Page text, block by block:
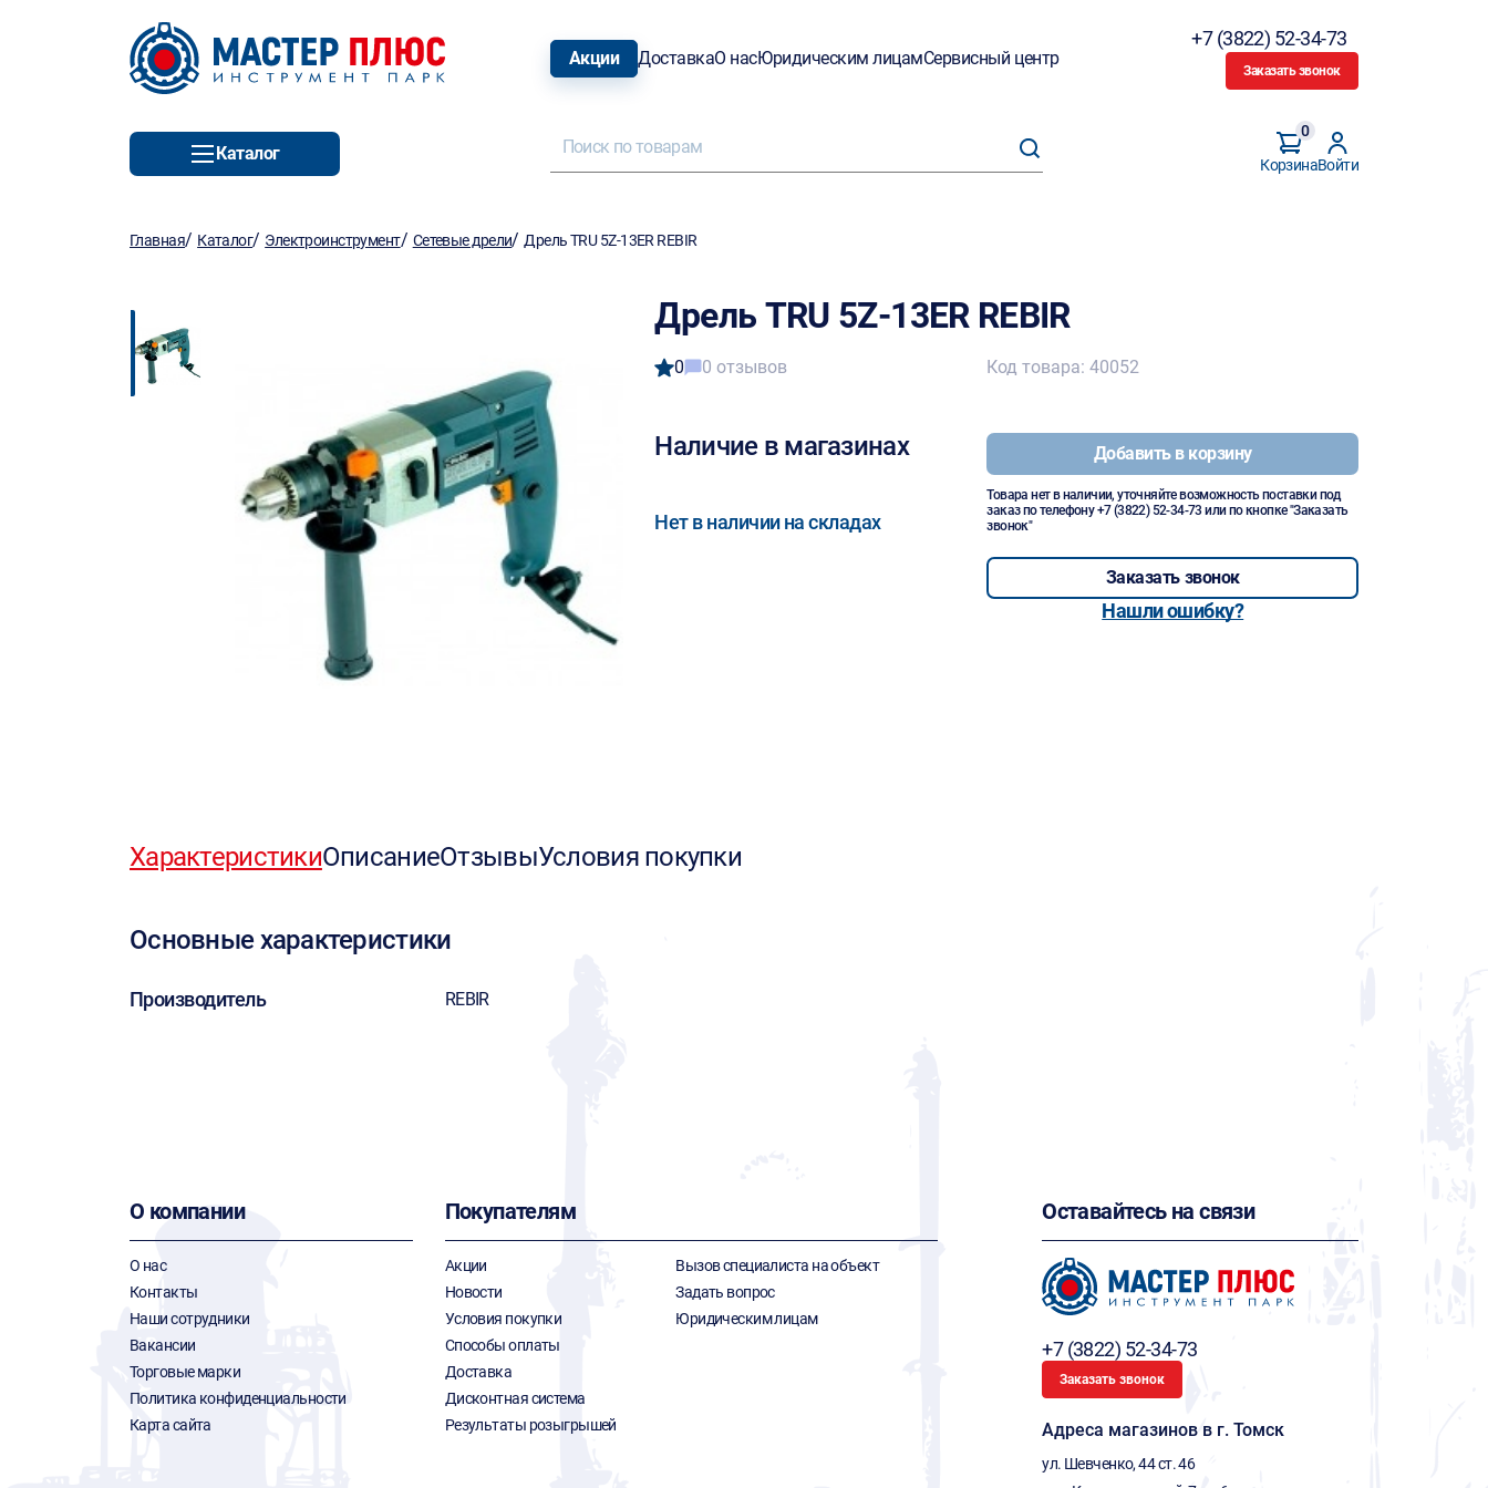
Акции ДоставкаО насЮридическим лицамСервисный центр
+7 (3822) 52-34-73
Заказать звонок
Каталог
Корзина
0
Войти
Главная/ Каталог/ Электроинструмент/ Сетевые дрели/Дрель TRU 5Z-13ER REBIR
Дрель TRU 5Z-13ER REBIR
0 0 отзывов
Наличие в магазинах
Нет в наличии на складах
Код товара: 40052
Добавить в корзину
Товара нет в наличии, уточняйте возможность поставки под
заказ по телефону+7 (3822) 52-34-73 или по кнопке "Заказать
звонок"
Заказать звонок
Нашли ошибку?
ХарактеристикиОписаниеОтзывыУсловия покупки
Основные характеристики
Производитель REBIR
О компании
О нас
Контакты
Наши сотрудники
Вакансии
Торговые марки
Политика конфиденциальности
Карта сайта
Покупателям
Акции
Новости
Условия покупки
Способы оплаты
Доставка
Дисконтная система
Результаты розыгрышей
Вызов специалиста на объект
Задать вопрос
Юридическим лицам
Оставайтесь на связи
+7 (3822) 52-34-73
Заказать звонок
Адреса магазинов в г. Томск
ул. Шевченко, 44 ст. 46